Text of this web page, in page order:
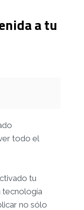
a tu
todo el
tu
tecnología
no sólo